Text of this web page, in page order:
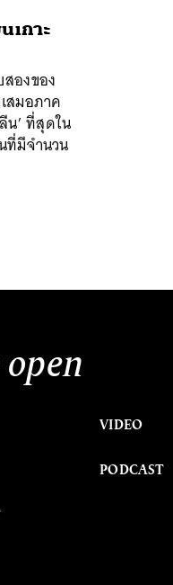
เกาะ
องของ
สมอภาค
น’ ที่สุดใน
ที่มีจำนวน
VIDEO
PODCAST
ค้นหา